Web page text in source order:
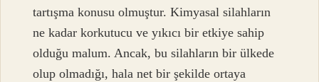
tartışma konusu olmuştur. Kimyasal silahların
ne kadar korkutucu ve yıkıcı bir etkiye sahip
olduğu malum. Ancak, bu silahların bir ülkede
olup olmadığı, hala net bir şekilde ortaya